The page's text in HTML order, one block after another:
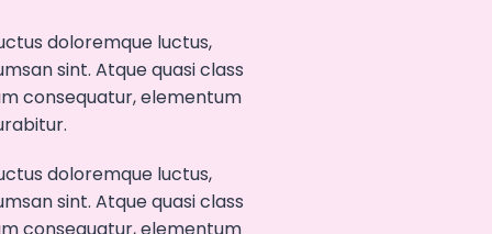
doloremque luctus,
sint. Atque quasi class
consequatur, elementum
doloremque luctus,
sint. Atque quasi class
consequatur, elementum